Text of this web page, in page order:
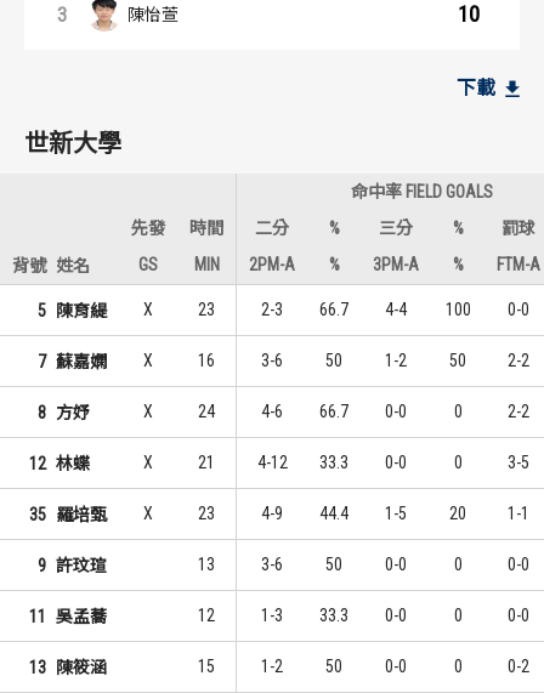
3 陳怡萱 10
1
謝津宛 6
臺灣師大
1 陳怡萱 9
1 陳映慈 9
3 3
1
蘇嘉嫻 2
臺灣師大
1 林為君 5
2 陳怡萱 3
2 3
下載
世新大學
命中率 FIELD GOALS
先發
時間 二分 % 三分 %
罰球
背號 姓名 GS MIN 2PM-A % 3PM-A % FTM-A
5 陳育緹 X 23 2-3 66.7 4-4 100 0-0
7 蘇嘉嫻 X 16 3-6 50 1-2 50 2-2
8 方妤 X 24 4-6 66.7 0-0 0 2-2
12 林蝶 X 21 4-12 33.3 0-0 0 3-5
35 羅培甄 X 23 4-9 44.4 1-5 20 1-1
9 許玟瑄 13 3-6 50 0-0 0 0-0
11 吳孟蕎 12 1-3 33.3 0-0 0 0-0
13 陳筱涵 15 1-2 50 0-0 0 0-2